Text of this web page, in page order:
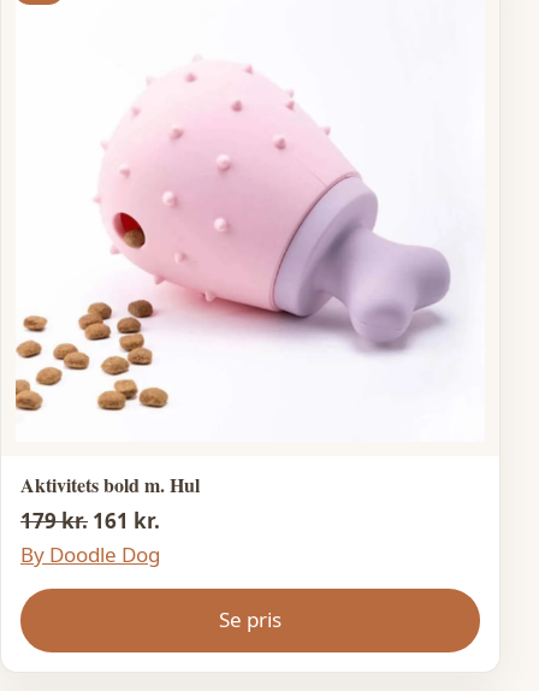
Aktivitets bold m. Hul
179 kr. 161 kr.
By Doodle Dog
Se pris